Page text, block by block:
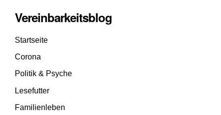
Vereinbarkeitsblog
Startseite
Corona
Politik & Psyche
Lesefutter
Familienleben